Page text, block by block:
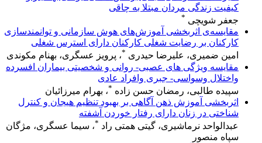
کیفیت زندگی مردان مبتلا به چاقی
جعفر شویچی *
مقایسه‌ی اثربخشی آموزش‌های‌ هوش سازمانی و توانمندسازی
کارکنان بر رضایت شغلی کارکنان دارای استرس شغلی
امین ضمیری، علیرضا حیدری * ، پرویز عسگری، بهنام مکوندی
مقایسه ویژگی های عصبی- روانی و شخصیتی بیماران افسرده
واختلال وسواسی- جبری وافراد عادی
سپیده طالبی، رمضان حسن زاده *، بهرام میرزائیان
اثربخشی آموزش ذهن آگاهی بر بهبود تنظیم هیجان و کنترل
شناختی در زنان دارای رفتار خوردن آشفته
عبدالواحد نرماشیری، گیتی همتی راد *، سیما عسگری، مژگان
سپاه منصور